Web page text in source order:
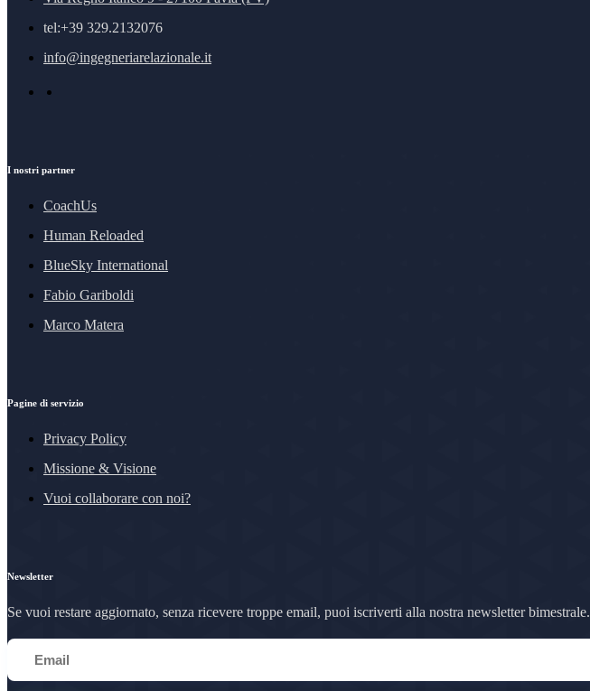
tel:+39 329.2132076
info@ingegneriarelazionale.it
I nostri partner
CoachUs
Human Reloaded
BlueSky International
Fabio Gariboldi
Marco Matera
Pagine di servizio
Privacy Policy
Missione & Visione
Vuoi collaborare con noi?
Newsletter
Se vuoi restare aggiornato, senza ricevere troppe email, puoi iscriverti alla nostra newsletter bimestrale.